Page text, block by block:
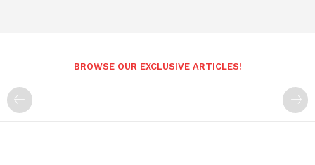
BROWSE OUR EXCLUSIVE ARTICLES!